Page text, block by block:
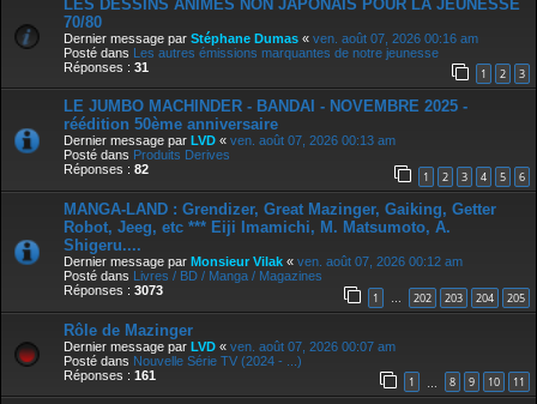
LES DESSINS ANIMÉS NON JAPONAIS POUR LA JEUNESSE
70/80
Dernier message par Stéphane Dumas « ven. août 07, 2026 00:16 am
Posté dans Les autres émissions marquantes de notre jeunesse
Réponses : 31 1 2 3
LE JUMBO MACHINDER - BANDAI - NOVEMBRE 2025 -
réédition 50ème anniversaire
Dernier message par LVD « ven. août 07, 2026 00:13 am
Posté dans Produits Derives
Réponses : 82 1 2 3 4 5 6
MANGA-LAND : Grendizer, Great Mazinger, Gaiking, Getter
Robot, Jeeg, etc *** Eiji Imamichi, M. Matsumoto, A.
Shigeru....
Dernier message par Monsieur Vilak « ven. août 07, 2026 00:12 am
Posté dans Livres / BD / Manga / Magazines
Réponses : 3073 1 … 202 203 204 205
Rôle de Mazinger
Dernier message par LVD « ven. août 07, 2026 00:07 am
Posté dans Nouvelle Série TV (2024 - ...)
Réponses : 161 1 8 9 10 11